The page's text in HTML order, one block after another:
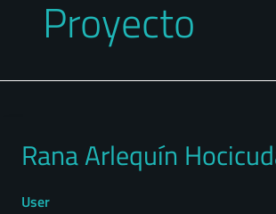
Proyecto
Rana Arlequín
User
Rana
Arlequín
Hocicuda